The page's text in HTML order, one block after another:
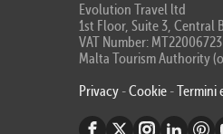
Evolution Travel ltd
1st Floor, Suite 3, Central
VAT Number: MT22006723
Malta Tourism Authority
Privacy -Cookie -Termini